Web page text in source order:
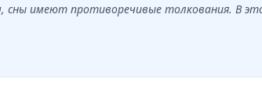
сны имеют противоречивые толкования. В